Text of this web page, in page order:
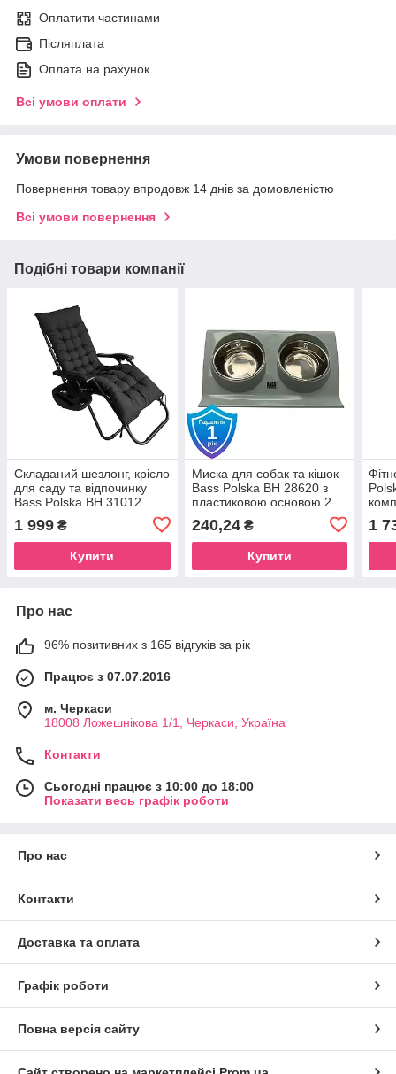
Оплатити частинами
Післяплата
Оплата на рахунок
Всі умови оплати
Умови повернення
Повернення товару впродовж 14 днів за домовленістю
Всі умови повернення
Подібні товари компанії
Складаний шезлонг, крісло
для саду та відпочинку
Bass Polska BH 31012
1 999 ₴
Купити
Миска для собак та кішок
Bass Polska BH 28620 з
пластиковою основою 2
240,24₴
Купити
1
Про нас
96% позитивних з 165 відгуків за рік
Працює з 07.07.2016
м. Черкаси
18008 Ложешнікова 1/1, Черкаси, Україна
Контакти
Сьогодні працює з 10:00 до 18:00
Показати весь графік роботи
Про нас
Контакти
Доставка та оплата
Графік роботи
Повна версія сайту